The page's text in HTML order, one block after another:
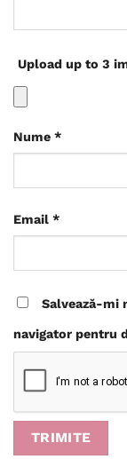
Upload up to 3
Nume *
Email *
Salvează-mi
navigator pentru